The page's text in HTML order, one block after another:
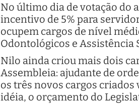
No último dia de votação do
incentivo de 5% para
ocupem cargos de nível
Odontológicos e Assistência
Nilo ainda criou mais dois
Assembleia: ajudante de
os três novos cargos criados
idéia, o orçamento do